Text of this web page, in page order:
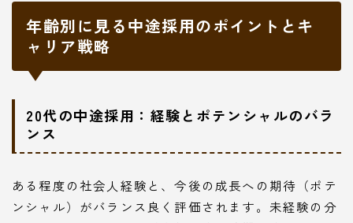
年齢別に見る中途採用のポイントとキ
ャリア戦略
20代の中途採用：経験とポテンシャルのバラ
ンス
ある程度の社会人経験と、今後の成長への期待（ポテ
ンシャル）がバランス良く評価されます。未経験の分